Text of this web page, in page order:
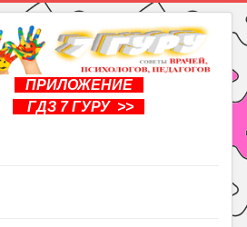
ПРИЛОЖЕНИЕ
ГДЗ 7 ГУРУ >>